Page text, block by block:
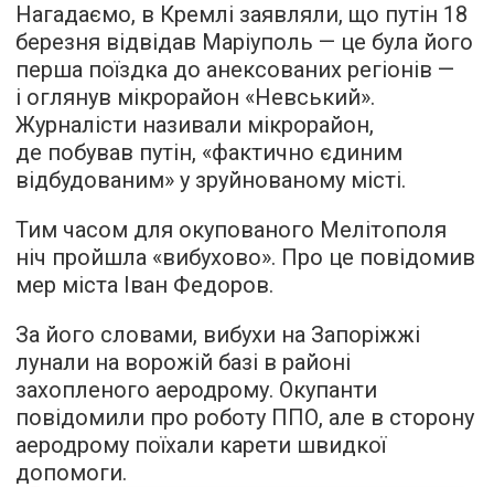
Нагадаємо, в Кремлі заявляли, що путін 18
березня відвідав Маріуполь — це була його
перша поїздка до анексованих регіонів —
і оглянув мікрорайон «Невський».
Журналісти називали мікрорайон,
де побував путін, «фактично єдиним
відбудованим» у зруйнованому місті.
Тим часом для окупованого Мелітополя
ніч пройшла «вибухово». Про це повідомив
мер міста Іван Федоров.
За його словами, вибухи на Запоріжжі
лунали на ворожій базі в районі
захопленого аеродрому. Окупанти
повідомили про роботу ППО, але в сторону
аеродрому поїхали карети швидкої
допомоги.